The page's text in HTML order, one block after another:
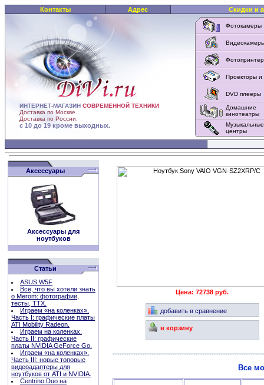
Контакты Адрес Скидки и
ИНТЕРНЕТ-МАГАЗИН СОВРЕМЕННОЙ ТЕХНИКИ
Доставка по Москве.
Доставка по России.
с 10 до 19 кроме выходных.
Фотокамеры
Проекторы и
DVD плееры
Домашние
кинотеатры
Музыкальные
центры
Аксессуары
Аксессуары для
ноутбуков
Статьи
ASUS W5F
Всё, что вы хотели знать
о Merom: фотографии,
тесты, ТТХ.
Играем «на коленках».
Часть I: графические платы
ATI Mobility Radeon.
Играем на коленках.
Часть II: графические
платы NVIDIA GeForce Go.
Играем «на коленках».
Часть III: новые топовые
видеоадаптеры для
ноутбуков от ATI и NVIDIA.
Centrino Duo на
Цена: 72738 руб.
добавить в сравнение
в корзину
Все